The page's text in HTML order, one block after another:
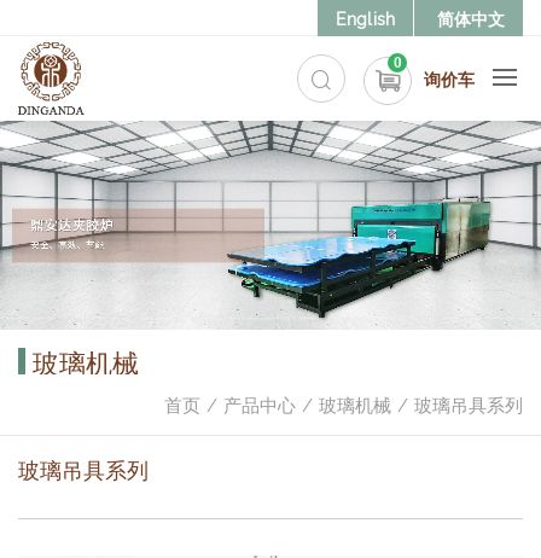
English 简体中文
0
询价车
玻璃机械
首页 产品中心 玻璃机械 玻璃吊具系列
玻璃吊具系列